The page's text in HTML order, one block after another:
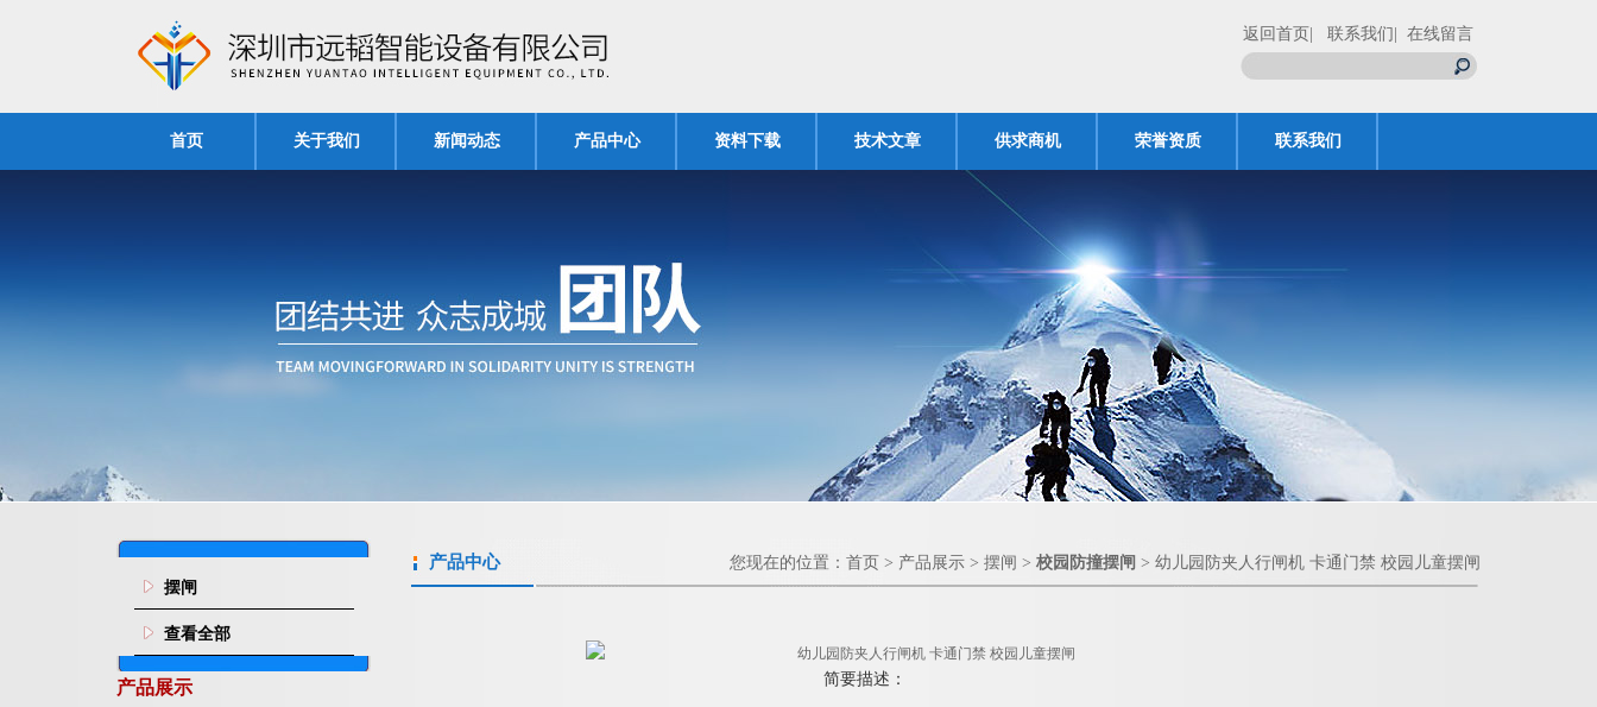
返回首页 | 联系我们 | 在线留言
首页 关于我们 新闻动态 产品中心 资料下载 技术文章 供求商机 荣誉资质 联系我们
摆闸
查看全部
产品展示
产品中心 您现在的位置： 首页 > 产品展示 > 摆闸 > 校园防撞摆闸 > 幼儿园防夹人行闸机 卡通门禁 校园儿童摆闸
幼儿园防夹人行闸机 卡通门禁 校园儿童摆闸
简要描述：